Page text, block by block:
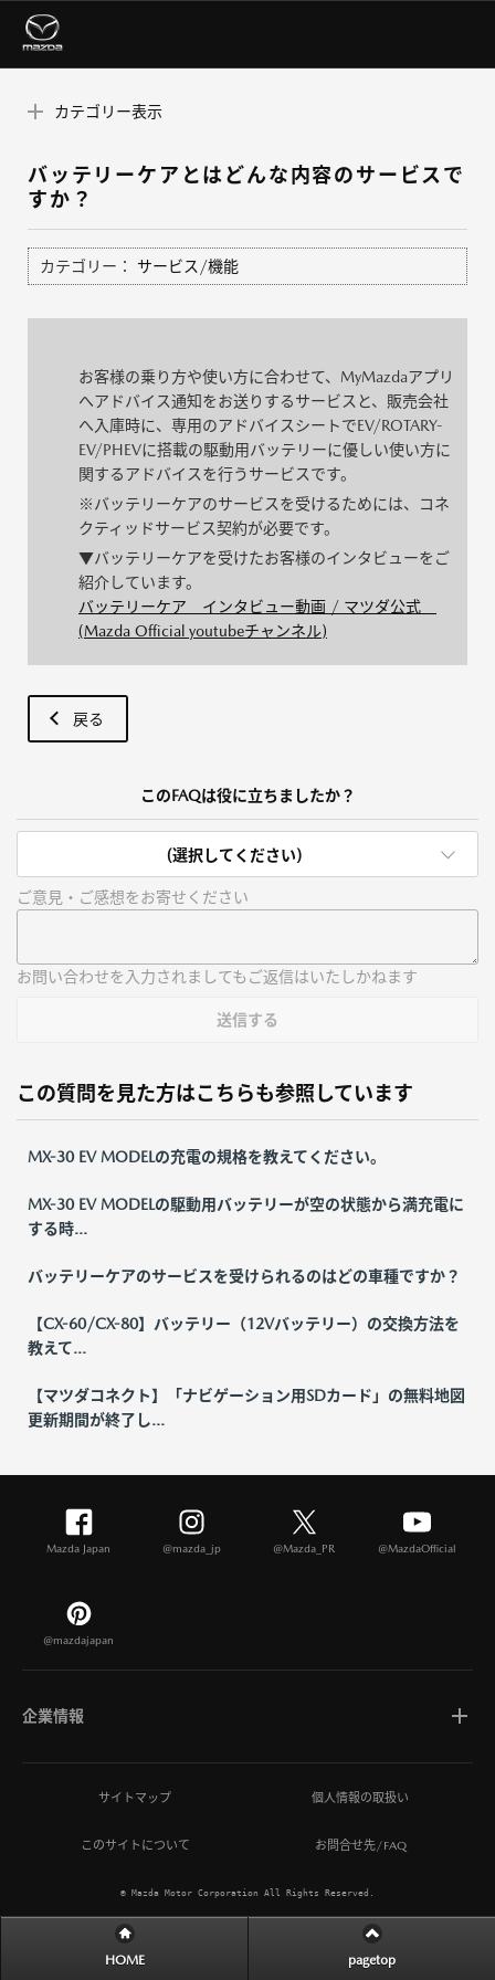
カテゴリー表示
バッテリーケアとはどんな内容のサービスで
すか？
カテゴリー： サービス/機能
お客様の乗り方や使い方に合わせて、MyMazdaアプリ
へアドバイス通知をお送りするサービスと、販売会社
へ入庫時に、専用のアドバイスシートでEV/ROTARY-
EV/PHEVに搭載の駆動用バッテリーに優しい使い方に
関するアドバイスを行うサービスです。
※バッテリーケアのサービスを受けるためには、コネ
クティッドサービス契約が必要です。
▼バッテリーケアを受けたお客様のインタビューをご
紹介しています。
バッテリーケア インタビュー動画 / マツダ公式
(Mazda Official youtubeチャンネル)
戻る
このFAQは役に立ちましたか？
(選択してください)
ご意見・ご感想をお寄せください
お問い合わせを入力されましてもご返信はいたしかねます
送信する
この質問を見た方はこちらも参照しています
MX-30 EV MODELの充電の規格を教えてください。
MX-30 EV MODELの駆動用バッテリーが空の状態から満充電に
する時...
バッテリーケアのサービスを受けられるのはどの車種ですか？
【CX-60/CX-80】バッテリー（12Vバッテリー）の交換方法を
教えて...
【マツダコネクト】「ナビゲーション用SDカード」の無料地図
更新期間が終了し...
Mazda Japan @mazda_jp @Mazda_PR @MazdaOfficial
@mazdajapan
企業情報
マツダについて
ひとを想う価値創造
サステナビリティ
サイトマップ 個人情報の取扱い
このサイトについて お問合せ先/FAQ
© Mazda Motor Corporation All Rights Reserved.
HOME pagetop